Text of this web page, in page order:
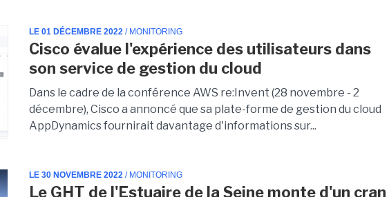
LE 01 DÉCEMBRE 2022 / MONITORING
Cisco évalue l'expérience des utilisateurs dans
son service de gestion du cloud
Dans le cadre de la conférence AWS re:Invent (28 novembre - 2
décembre), Cisco a annoncé que sa plate-forme de gestion du cloud
AppDynamics fournirait davantage d'informations sur...
LE 30 NOVEMBRE 2022 / MONITORING
Le GHT de l'Estuaire de la Seine monte d'un cran